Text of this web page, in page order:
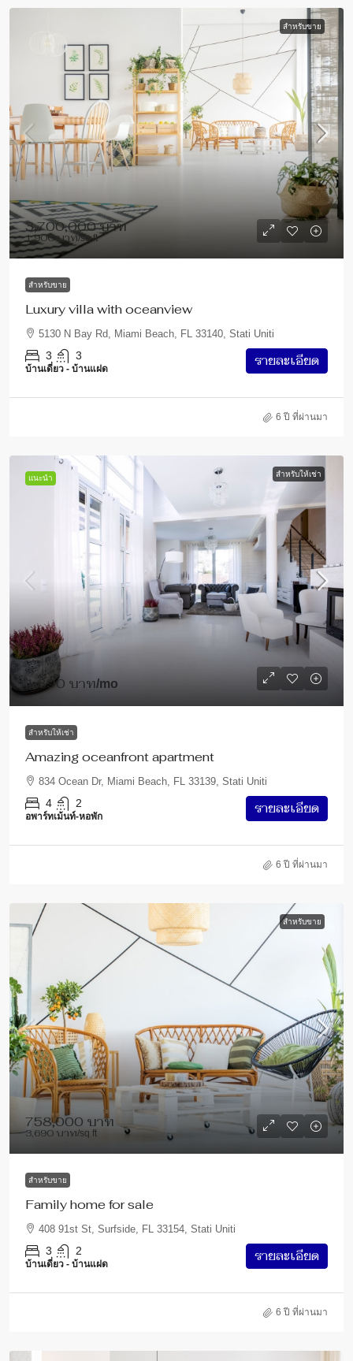
สำหรับขาย
3,700,000 บาท
1,900 บาท/sq ft
สำหรับขาย
Luxury villa with oceanview
5130 N Bay Rd, Miami Beach, FL 33140, Stati Uniti
3 3
บ้านเดี่ยว - บ้านแฝด
รายละเอียด
6 ปี ที่ผ่านมา
แนะนำ สำหรับให้เช่า
1,890 บาท/mo
สำหรับให้เช่า
Amazing oceanfront apartment
834 Ocean Dr, Miami Beach, FL 33139, Stati Uniti
4 2
อพาร์ทเม้นท์-หอพัก
รายละเอียด
6 ปี ที่ผ่านมา
สำหรับขาย
758,000 บาท
3,690 บาท/sq ft
สำหรับขาย
Family home for sale
408 91st St, Surfside, FL 33154, Stati Uniti
3 2
บ้านเดี่ยว - บ้านแฝด
รายละเอียด
6 ปี ที่ผ่านมา